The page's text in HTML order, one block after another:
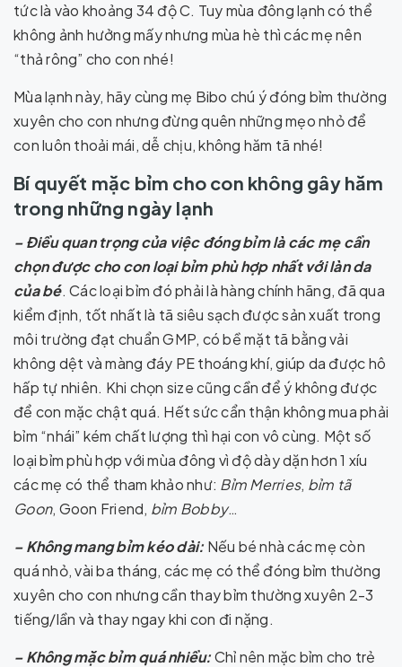
tức là vào khoảng 34 độ C. Tuy mùa đông lạnh có thể
không ảnh hưởng mấy nhưng mùa hè thì các mẹ nên
“thả rông” cho con nhé!
Mùa lạnh này, hãy cùng mẹ Bibo chú ý đóng bỉm thường
xuyên cho con nhưng đừng quên những mẹo nhỏ để
con luôn thoải mái, dễ chịu, không hăm tã nhé!
Bí quyết mặc bỉm cho con không gây hăm
trong những ngày lạnh
– Điều quan trọng của việc đóng bỉm là các mẹ cần
chọn được cho con loại bỉm phù hợp nhất với làn da
của bé. Các loại bỉm đó phải là hàng chính hãng, đã qua
kiểm định, tốt nhất là tã siêu sạch được sản xuất trong
môi trường đạt chuẩn GMP, có bề mặt tã bằng vải
không dệt và màng đáy PE thoáng khí, giúp da được hô
hấp tự nhiên. Khi chọn size cũng cần để ý không được
để con mặc chật quá. Hết sức cẩn thận không mua phải
bỉm “nhái” kém chất lượng thì hại con vô cùng. Một số
loại bỉm phù hợp với mùa đông vì độ dày dặn hơn 1 xíu
các mẹ có thể tham khảo như: Bỉm Merries, bỉm tã
Goon, Goon Friend, bỉm Bobby…
– Không mang bỉm kéo dài: Nếu bé nhà các mẹ còn
quá nhỏ, vài ba tháng, các mẹ có thể đóng bỉm thường
xuyên cho con nhưng cần thay bỉm thường xuyên 2-3
tiếng/lần và thay ngay khi con đi nặng.
– Không mặc bỉm quá nhiều:Chỉ nên mặc bỉm cho trẻ